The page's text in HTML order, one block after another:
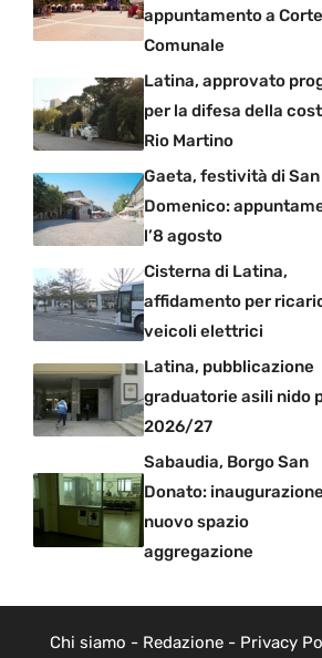
appuntamento a Corte
Comunale
Latina, approvato
per la difesa della
Rio Martino
Gaeta, festività di San
Domenico:
l’8 agosto
Cisterna di Latina,
affidamento per
veicoli elettrici
Latina, pubblicazione
graduatorie asili nido
2026/27
Sabaudia, Borgo San
Donato: inaugurazione
nuovo spazio
aggregazione
Chi siamo - Redazione- Privacy